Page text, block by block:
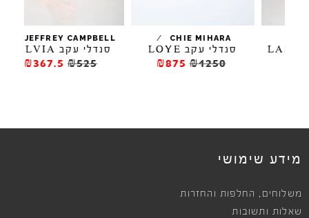
CHIE MIHARA
/
סנדלי עקב LOYE
₪1250
₪875
JEFFREY CAMPBELL
/
סנדלי עקב SILVIA
₪525
₪367.5
מידע שימושי
משלוחים , החלפות והחזרות
שאלות ותשובות